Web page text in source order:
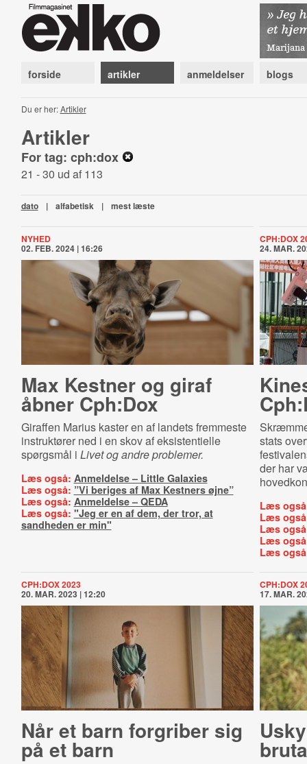
forside artikler anmeldelser blogs
Du er her:Artikler
Artikler
For tag: cph:dox
21 - 30 ud af 113
dato | alfabetisk | mest læste
NYHED
02. FEB. 2024 | 16:26
Max Kestner og giraf
åbner Cph:Dox
Giraffen Marius kaster en af landets fremmeste
instruktører ned i en skov af eksistentielle
spørgsmål i Livet og andre problemer.
Læs også: Anmeldelse – Little Galaxies
Læs også: ”Vi beriges af Max Kestners øjne”
Læs også: Anmeldelse – QEDA
Læs også: "Jeg er en af dem, der tror, at
sandheden er min"
CPH:DOX
24. MAR.
stats
der har
Læs
Læs
Læs
Læs
Læs
CPH:DOX 2023
20. MAR. 2023 | 12:20
Når et barn forgriber sig
på et barn
CPH:DOX
17. MAR.